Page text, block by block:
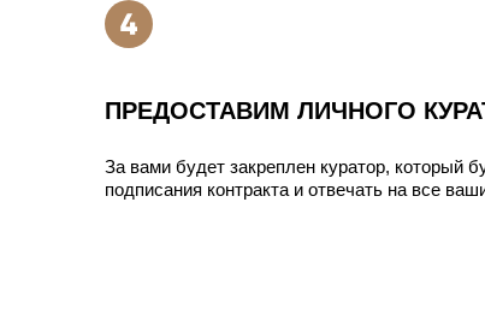
ПРЕДОСТАВИМ ЛИЧНОГО
За вами будет закреплен куратор, который
подписания контракта и отвечать на все